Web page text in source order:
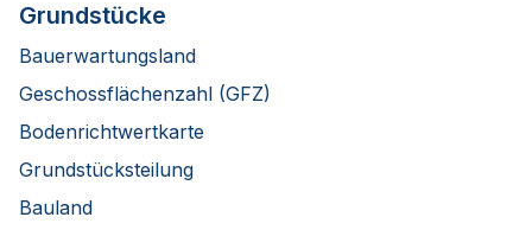
Grundstücke
Bauerwartungsland
Geschossflächenzahl (GFZ)
Bodenrichtwertkarte
Grundstücksteilung
Bauland